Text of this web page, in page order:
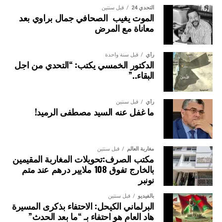
التحدي 24 قبل سنتين
الموت يغيب الصحافي جمال براوي بعد
معاناة مع المرض
رأي قبل سنة واحدة
الدكتور الخمسي يكتب: “التحدي من اجل
البقاء..”
رأي قبل سنتين
ما غفل عنه السيد مصطفى الرميد!
مغاربة العالم قبل سنتين
مكتب الصرف:تحويلات المغاربة المقيمين
بالخارج تفوق 108 ملايير درهم عند متم
نونبر
بالفيديو قبل سنتين
البرلماني الكيحل: الاحتفاء بذكرى المسيرة
هاد العام هو احتفاء بـ “ما بعد الحدث”